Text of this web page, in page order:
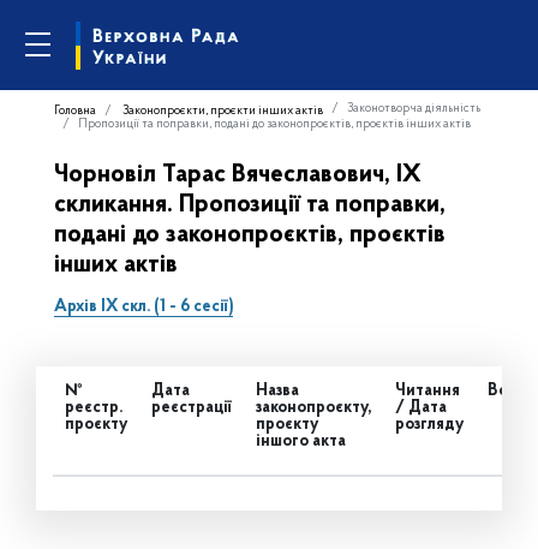
Головна Законопроєкти, проєкти інших актів
Законотворча діяльність
Пропозиції та поправки, подані до законопроєктів, проєктів інших актів
Чорновіл Тарас Вячеславович, IX
скликання. Пропозиції та поправки,
подані до законопроєктів, проєктів
інших актів
Архів IX скл. (1 - 6 сесії)
№
реєстр.
проєкту
Дата
реєстрації
Назва
законопроєкту,
проєкту
іншого акта
Читання
/ Дата
розгляду